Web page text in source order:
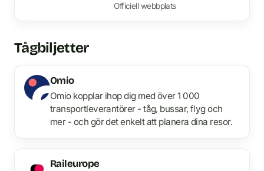
Officiell webbplats
Tågbiljetter
Omio
Omio kopplar ihop dig med över 1 000
transportleverantörer - tåg, bussar, flyg och
mer - och gör det enkelt att planera dina resor.
Raileurope